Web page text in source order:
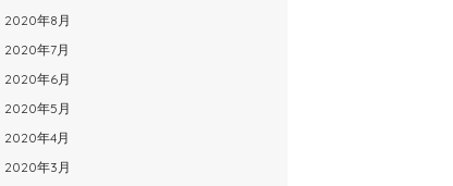
2020年8月
2020年7月
2020年6月
2020年5月
2020年4月
2020年3月